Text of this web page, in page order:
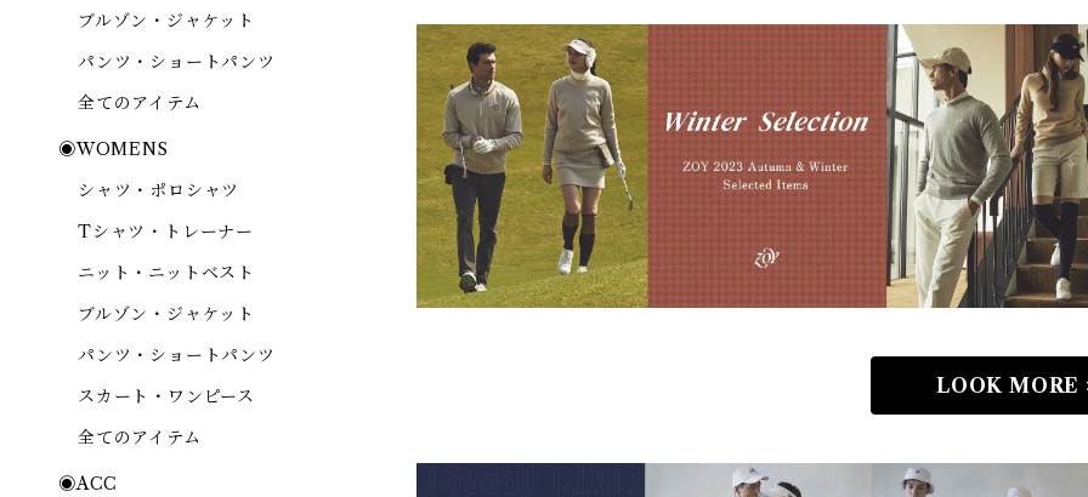
LOOK MORE
ブルゾン・ジャケット
パンツ・ショートパンツ
全てのアイテム
◉WOMENS
シャツ・ポロシャツ
Tシャツ・トレーナー
ニット・ニットベスト
ブルゾン・ジャケット
パンツ・ショートパンツ
スカート・ワンピース
全てのアイテム
◉ACC